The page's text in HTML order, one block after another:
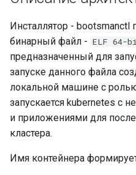
Миграция данных из
Изменение срока хранения
метрик в Victoria Metrics
Авторизация в registry
Платформы Боцман
Проксирование реестра
образов
Инсталлятор - bootsmanctl
бинарный файл - ELF 64-
предназначенный для
запуске данного файла
локальной машине с
запускается kubernetes с
и приложениями для
кластера.
Имя контейнера